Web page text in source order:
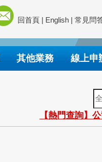
回首頁 | English | 常見問
其他業務 線上申
全
站
檢
索
【熱門查詢】